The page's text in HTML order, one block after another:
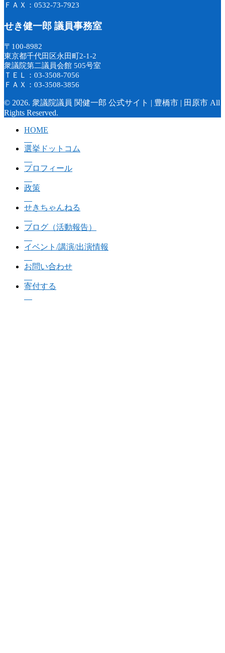
ＦＡＸ：0532-73-7923
せき健一郎 議員事務室
〒100-8982
東京都千代田区永田町2-1-2
衆議院第二議員会館 505号室
ＴＥＬ：03-3508-7056
ＦＡＸ：03-3508-3856
© 2026. 衆議院議員 関健一郎 公式サイト | 豊橋市 | 田原市 All
Rights Reserved.
HOME
選挙ドットコム
プロフィール
政策
せきちゃんねる
ブログ（活動報告）
イベント/講演/出演情報
お問い合わせ
寄付する